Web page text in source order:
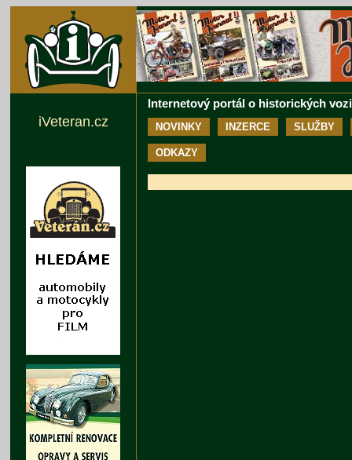
Internetový portál o historických
NOVINKY INZERCE SLUŽBY
ODKAZY
iVeteran.cz